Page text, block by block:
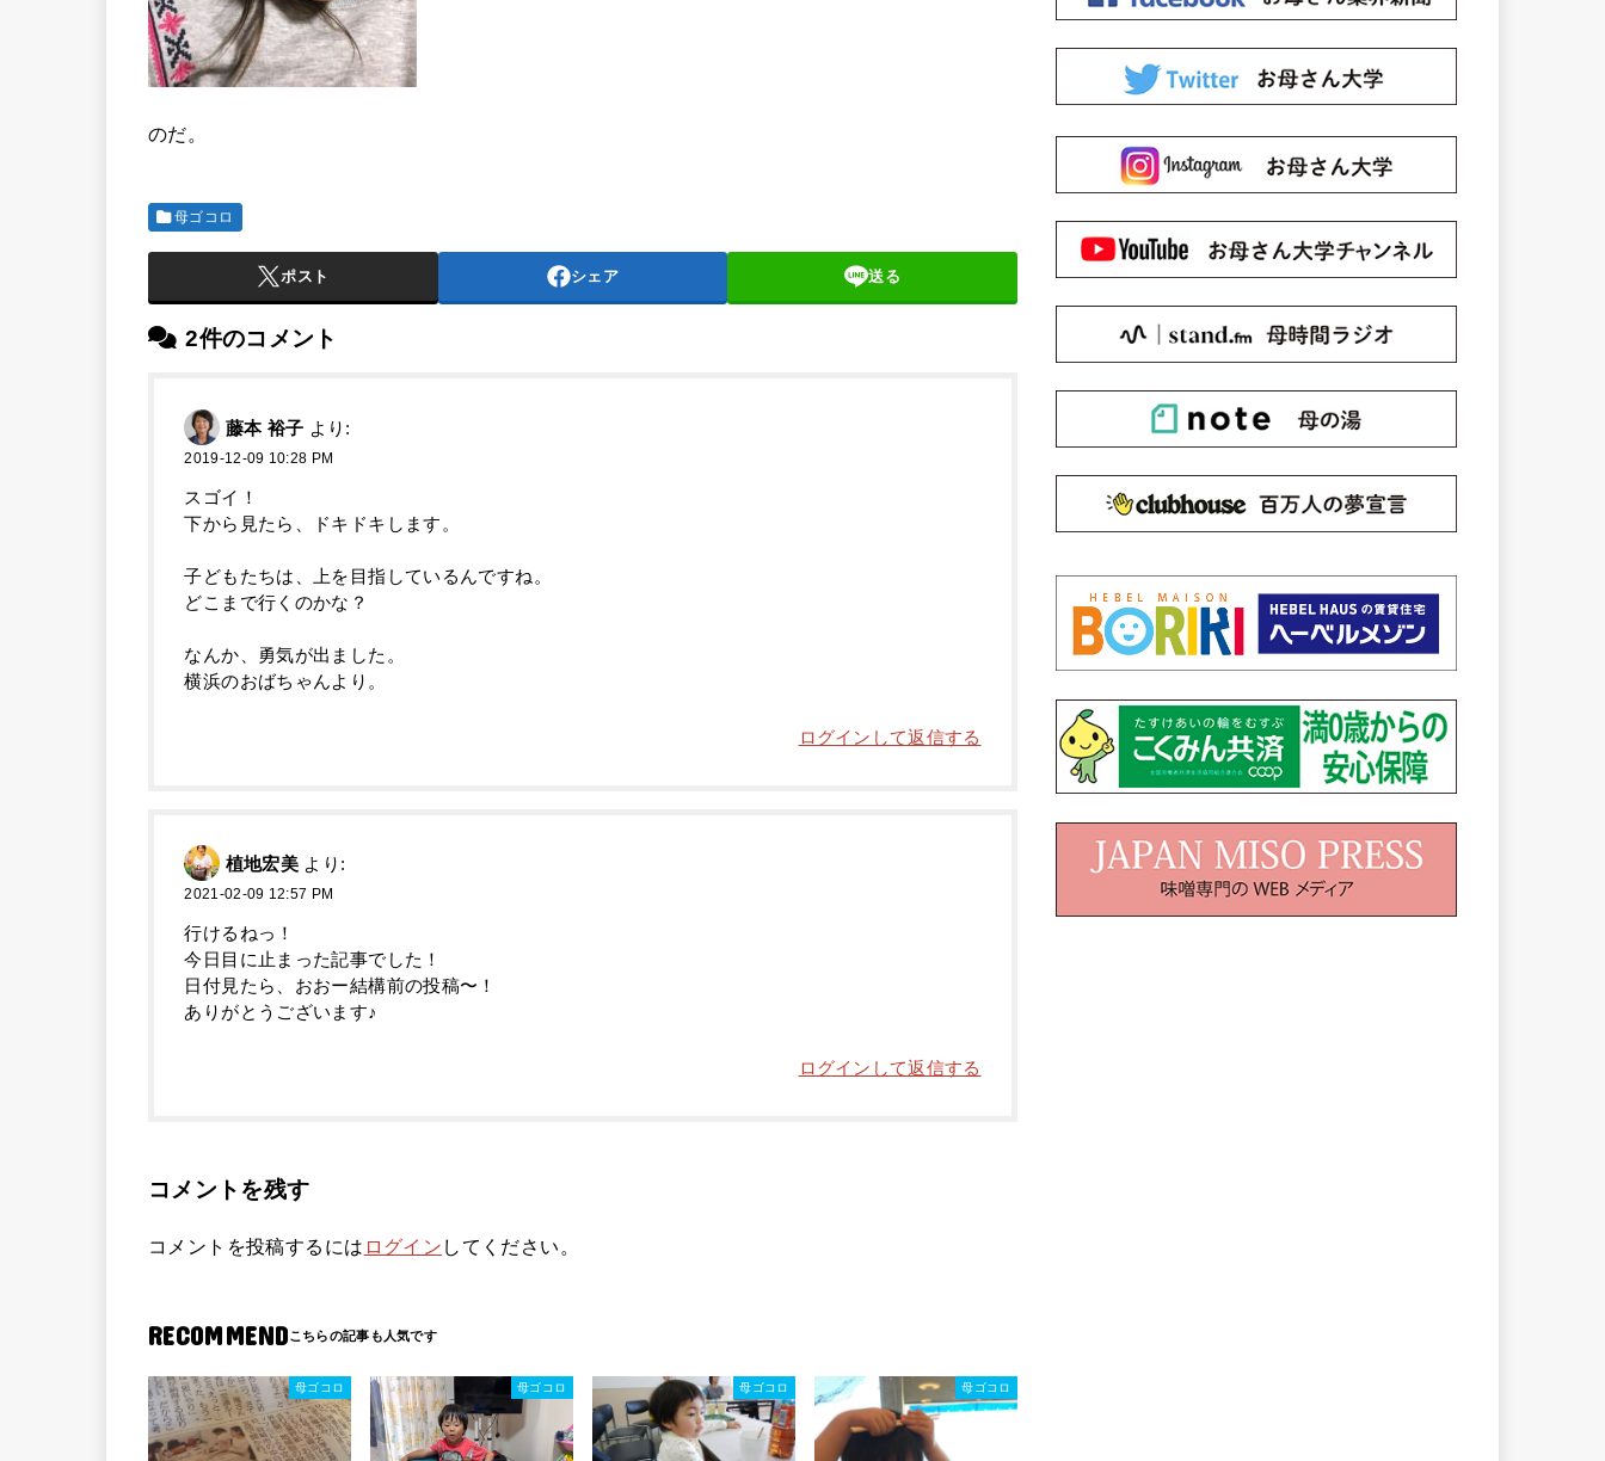
のだ。
母ゴコロ
ポスト シェア 送る
2件のコメント
藤本 裕子 より:
2019-12-09 10:28 PM
スゴイ！
下から見たら、ドキドキします。
子どもたちは、上を目指しているんですね。
どこまで行くのかな？
なんか、勇気が出ました。
横浜のおばちゃんより。
ログインして返信する
植地宏美 より:
2021-02-09 12:57 PM
行けるねっ！
今日目に止まった記事でした！
日付見たら、おおー結構前の投稿〜！
ありがとうございます♪
ログインして返信する
コメントを残す
コメントを投稿するには ログイン してください。
RECOMMEND
母ゴコロ 母ゴコロ 母ゴコロ 母ゴコロ